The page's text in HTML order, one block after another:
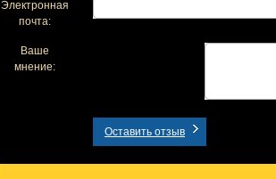
Электронная
почта:
Ваше
мнение:
Оставить отзыв